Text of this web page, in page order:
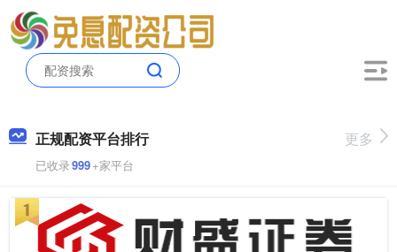
正规配资平台排行
已收录999+家平台
更多